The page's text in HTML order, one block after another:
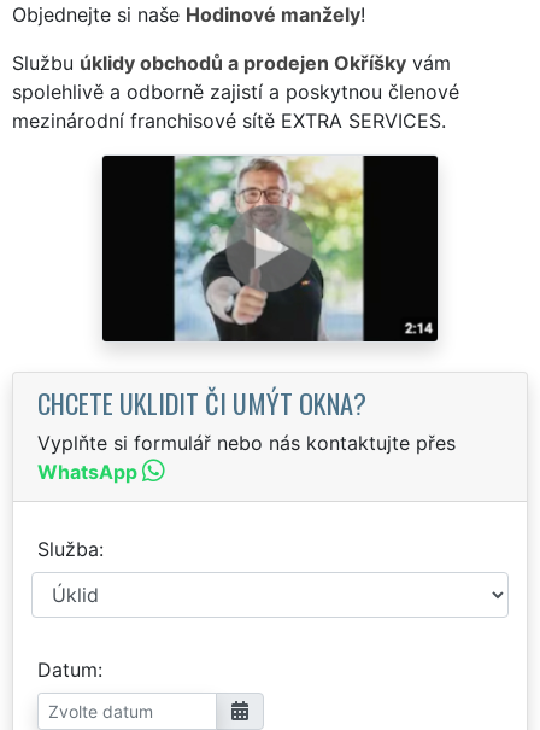
Objednejte si naše Hodinové manžely!
Službu úklidy obchodů a prodejen Okříšky vám
spolehlivě a odborně zajistí a poskytnou členové
mezinárodní franchisové sítě EXTRA SERVICES.
CHCETE UKLIDIT ČI UMÝT OKNA?
Vyplňte si formulář nebo nás kontaktujte přes
WhatsApp
Služba
Datum